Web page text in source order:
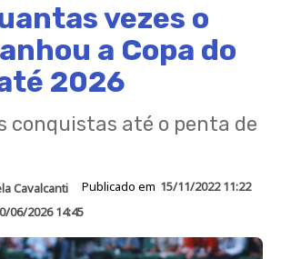
vezes o
a Copa do
2026
conquistas até o penta de
Cavalcanti Publicado em 15/11/2022 11:22
06/2026 14:45